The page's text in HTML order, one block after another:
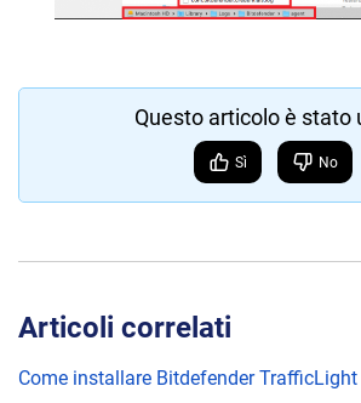
Questo articolo è stato
Sì No
Articoli correlati
Come installare Bitdefender